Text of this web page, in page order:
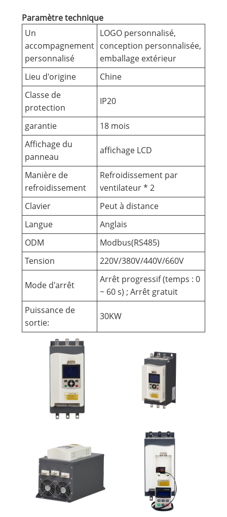
Paramètre technique
Un
accompagnement
personnalisé
LOGO personnalisé,
conception personnalisée,
emballage extérieur
Lieu d'origine
Chine
Classe de
protection
IP20
garantie
18 mois
Affichage du
panneau
affichage LCD
Manière de
refroidissement
Refroidissement par
ventilateur * 2
Clavier
Peut à distance
Langue
Anglais
ODM
Modbus(RS485)
Tension
220V/380V/440V/660V
Mode d'arrêt
Arrêt progressif (temps : 0
~ 60 s) ; Arrêt gratuit
Puissance de
sortie:
30KW